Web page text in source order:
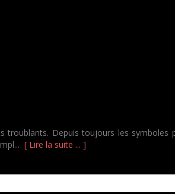
Depuis toujours les symboles
[ Lire la suite ... ]